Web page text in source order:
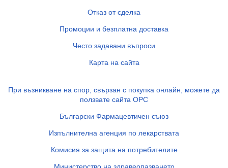
Отказ от сделка
Промоции и безплатна доставка
Често задавани въпроси
Карта на сайта
При възникване на спор, свързан с покупка онлайн, можете да
ползвате сайта ОРС
Български Фармацевтичен съюз
Изпълнителна агенция по лекарствата
Комисия за защита на потребителите
Министерство на здравеопазването